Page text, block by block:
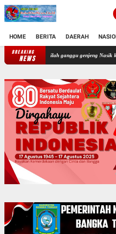
HOME BERITA DAERAH
BREAKING
NEWS selalu di beritakan negatif